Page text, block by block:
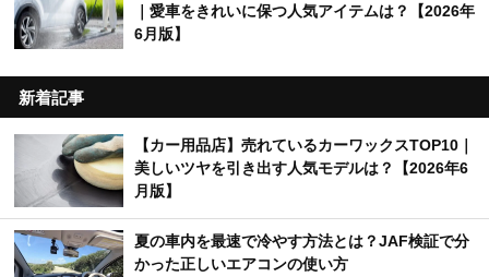
｜愛車をきれいに保つ人気アイテムは？【2026年
6月版】
新着記事
【カー用品店】売れているカーワックスTOP10｜
美しいツヤを引き出す人気モデルは？【2026年6
月版】
夏の車内を最速で冷やす方法とは？JAF検証で分
かった正しいエアコンの使い方